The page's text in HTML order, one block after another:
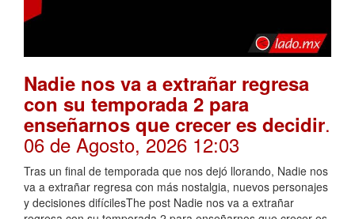
Nadie nos va a extrañar regresa
con su temporada 2 para
enseñarnos que crecer es decidir.
06 de Agosto, 2026 12:03
Tras un final de temporada que nos dejó llorando, Nadie nos
va a extrañar regresa con más nostalgia, nuevos personajes
y decisiones difícilesThe post Nadie nos va a extrañar